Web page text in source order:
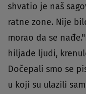
shvatio je naš
ratne zone. Nije
morao da se
hiljade ljudi,
Dočepali smo se
u koji su ulazili